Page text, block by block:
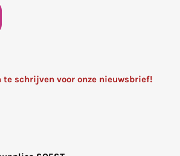
schrijven voor onze nieuwsbrief!